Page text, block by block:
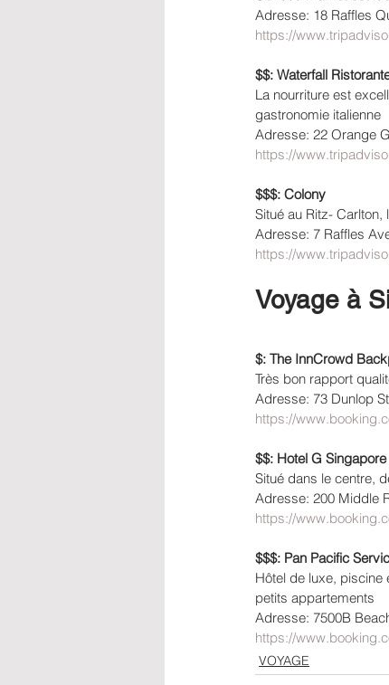
Adresse: 18 Raffles
https://
$$: Waterfall
La nourriture est
gastronomie italienne
Adresse: 22 Orange
https://
$$$: Colony
Situé au Ritz-
Adresse: 7 Raffles
https://
Voyage à
$: The InnCrowd
Très bon rapport
Adresse: 73 Dunlop
https://
$$: Hotel G Singapore
Situé dans le centre,
Adresse: 200 Middle
https://
$$$: Pan Pacific
Hôtel de luxe, piscine
petits appartements
Adresse: 7500B
https://
VOYAGE